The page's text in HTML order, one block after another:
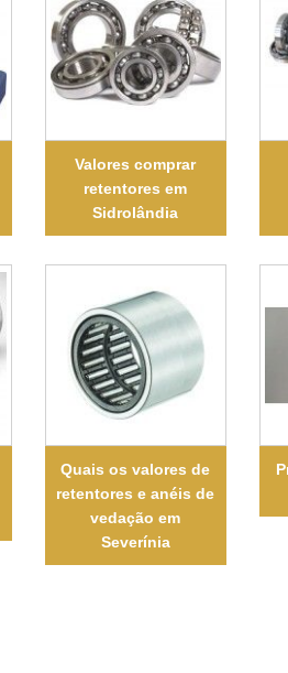
Valores comprar
retentores em
Sidrolândia
Quais os valores de
retentores e anéis de
vedação em
Severínia